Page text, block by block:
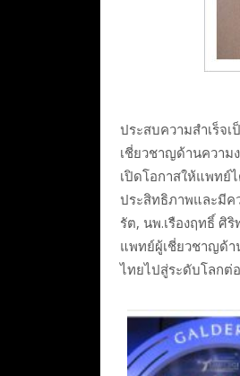
ประสบความสำเร็จ
เชี่ยวชาญด้านความ
เปิดโอกาสให้แพทย์
ประสิทธิภาพและมีค
รัต, นพ.เรืองฤทธิ์ ศิ
แพทย์ผู้เชี่ยวชาญด้า
ไทยไปสู่ระดับโลกต่